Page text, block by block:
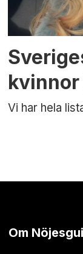
Vi har hela
Om